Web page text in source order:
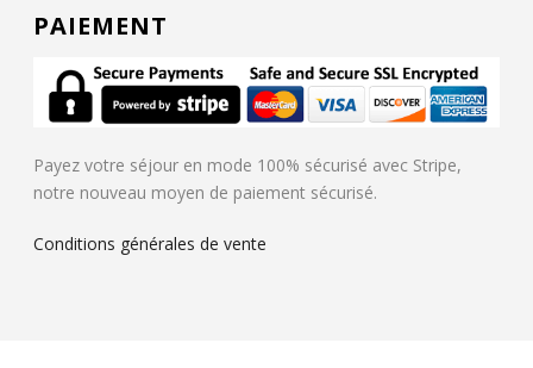
PAIEMENT
Payez votre séjour en mode 100% sécurisé avec Stripe,
notre nouveau moyen de paiement sécurisé.
Conditions générales de vente